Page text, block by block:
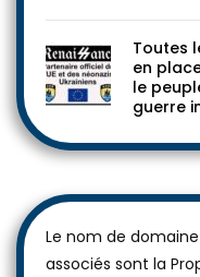
Toutes
en
le
guerre
Le nom de
associés sont la